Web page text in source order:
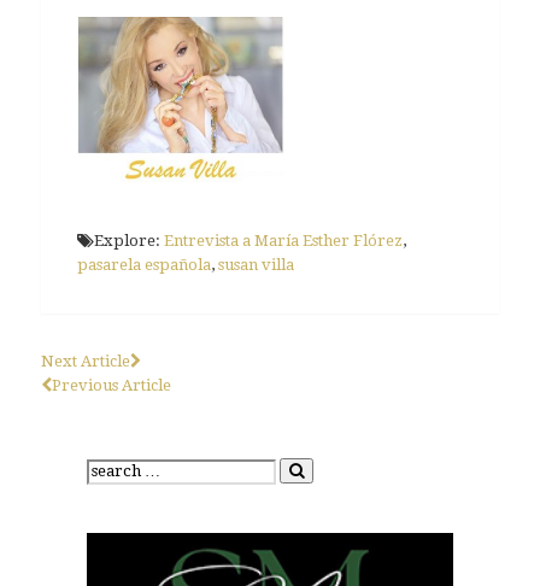
Explore: Entrevista a María Esther Flórez,
pasarela española, susan villa
Next Article
Previous Article